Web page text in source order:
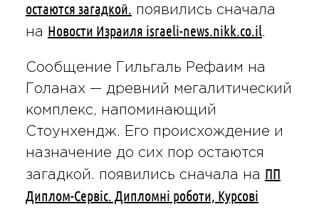
остаются загадкой. появились сначала
на Новости Израиля israeli-news.nikk.co.il.
Сообщение Гильгаль Рефаим на
Голанах — древний мегалитический
комплекс, напоминающий
Стоунхендж. Его происхождение и
назначение до сих пор остаются
загадкой. появились сначала на ПП
Диплом-Сервіс. Дипломні роботи, Курсові